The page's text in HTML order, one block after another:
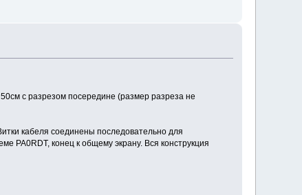
с разрезом посередине (размер разреза не
кабеля соединены последовательно для
PA0RDT, конец к общему экрану. Вся конструкция